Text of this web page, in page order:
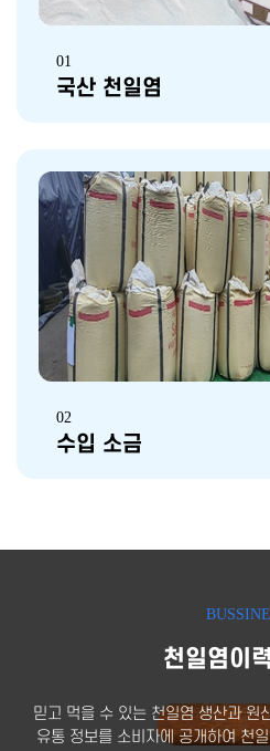
01
국산 천일염
02
수입 소금
천일염이
믿고 먹을 수 있는 천일염 생산과 원
유통 정보를 소비자에 공개하여 천